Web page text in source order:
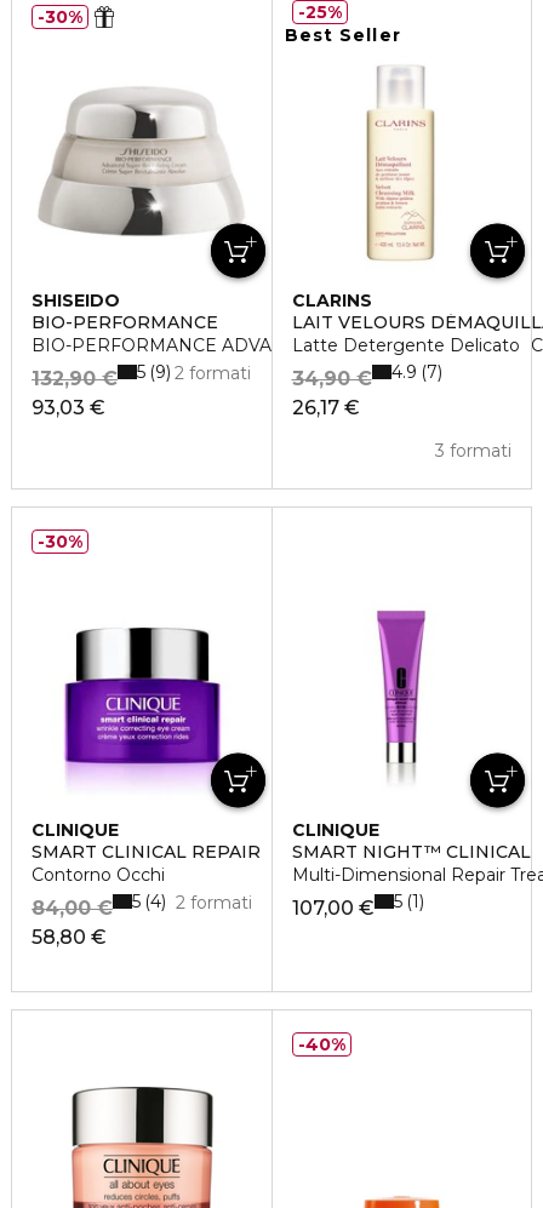
SHISEIDO
BIO-PERFORMANCE
BIO-PERFORMANCE ADVANCED SUPER REVITALIZING
93,03 €
132,90 € 2 formati
5 9
30%
Best Seller
CLARINS
LAIT VELOURS
Latte Detergente Delicato
26,17 €
34,90 €
3 formati
4.9 7
25%
CLINIQUE
SMART CLINICAL REPAIR
Contorno Occhi
58,80 €
84,00 € 2 formati
5 4
30%
CLINIQUE
SMART NIGHT™ CLINICAL
Multi-Dimensional Repair
107,00 € 5 1
40%